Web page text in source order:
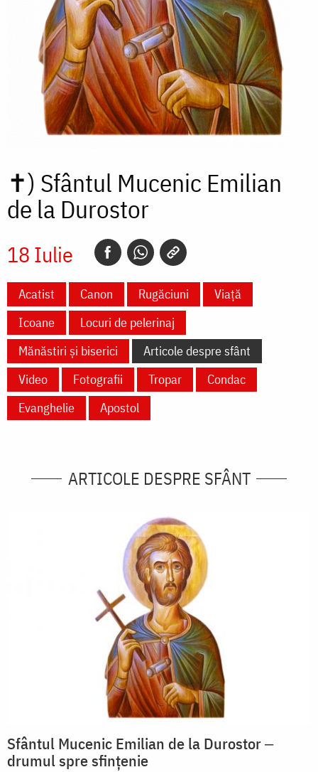
✝) Sfântul Mucenic Emilian
de la Durostor
18 Iulie
Acatist Canon Rugăciuni
Viață
Icoane
Locuri de pelerinaj
Mănăstiri și biserici
Articole despre sfânt
Video
Fotografii Tropar
Condac
Evanghelie
Apostol
ARTICOLE DESPRE SFÂNT
Sfântul Mucenic Emilian de la Durostor ‒
drumul spre sfințenie